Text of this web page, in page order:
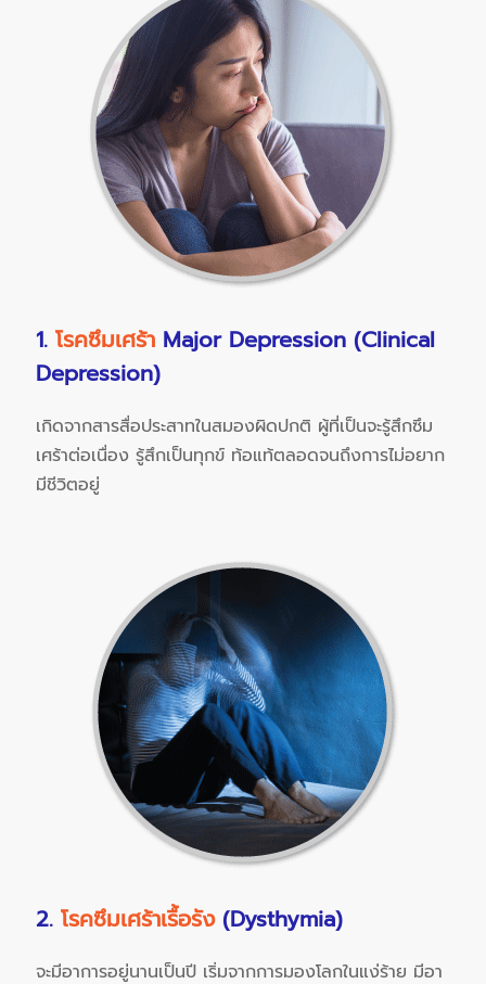
1.โรคซึมเศร้า Major Depression (Clinical
Depression)
เกิดจากสารสื่อประสาทในสมองผิดปกติ ผู้ที่เป็นจะรู้สึกซึม
เศร้าต่อเนื่อง รู้สึกเป็นทุกข์ ท้อแท้ตลอดจนถึงการไม่อยาก
มีชีวิตอยู่
2.โรคซึมเศร้าเรื้อรัง (Dysthymia)
จะมีอาการอยู่นานเป็นปี เริ่มจากการมองโลกในแง่ร้าย มีอา